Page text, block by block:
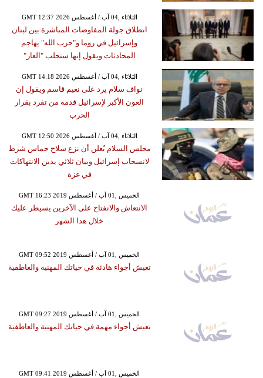
GMT 12:37 2026 الثلاثاء ,04 آب / أغسطس
انطلاق جولة المفاوضات المباشرة بين لبنان
وإسرائيل في روما و"حزب الله" يهاجم
المحادثات ويقول إنها ستجلب "العار"
GMT 14:18 2026 الثلاثاء ,04 آب / أغسطس
نواف سلام يرد على نعيم قاسم ويقول إن
العون الأكبر لإسرائيل قدمه من تفرد بقرار
الحرب
GMT 12:50 2026 الثلاثاء ,04 آب / أغسطس
مجلس السلام يُعلن أن نزع سلاح حماس شرط
لانسحاب إسرائيل وبيان ثلاثي يدين الانتهاكات
في غزة
GMT 16:23 2019 الخميس ,01 آب / أغسطس
الانتعاش والانفتاح على الآخرين يسيطر عليك
خلال هذا الشهر
GMT 09:52 2019 الخميس ,01 آب / أغسطس
تعيش أجواء هادئة في حياتك المهنية والعاطفية
GMT 09:27 2019 الخميس ,01 آب / أغسطس
تعيش أجواء مهمة في حياتك المهنية والعاطفية
GMT 09:41 2019 الخميس ,01 آب / أغسطس